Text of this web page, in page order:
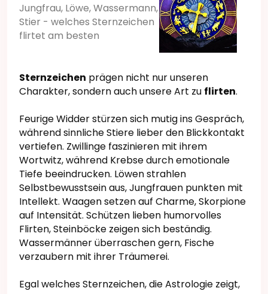
Jungfrau, Löwe, Wassermann,
Stier - welches Sternzeichen
flirtet am besten
Sternzeichen prägen nicht nur unseren
Charakter, sondern auch unsere Art zu flirten.
Feurige Widder stürzen sich mutig ins Gespräch,
während sinnliche Stiere lieber den Blickkontakt
vertiefen. Zwillinge faszinieren mit ihrem
Wortwitz, während Krebse durch emotionale
Tiefe beeindrucken. Löwen strahlen
Selbstbewusstsein aus, Jungfrauen punkten mit
Intellekt. Waagen setzen auf Charme, Skorpione
auf Intensität. Schützen lieben humorvolles
Flirten, Steinböcke zeigen sich beständig.
Wassermänner überraschen gern, Fische
verzaubern mit ihrer Träumerei.
Egal welches Sternzeichen, die Astrologie zeigt,